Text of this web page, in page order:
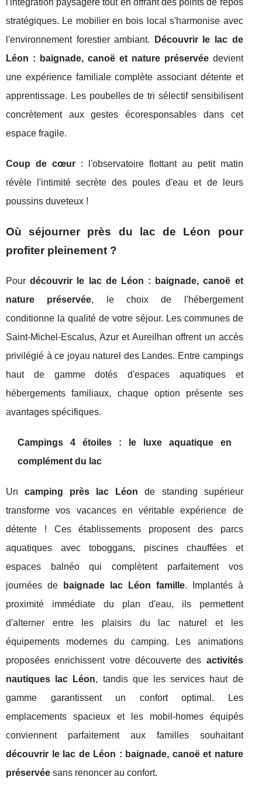
stratégiques. Le mobilier en bois local s'harmonise avec
l'environnement forestier ambiant.
Découvrir le lac de
Léon : baignade, canoë et nature préservéedevient
une expérience familiale complète associant détente et
apprentissage. Les poubelles de tri sélectif sensibilisent
concrètement aux gestes écoresponsables dans cet
espace fragile.
Coup de cœur: l'observatoire flottant au petit matin
révèle l'intimité secrète des poules d'eau et de leurs
poussins duveteux !
Où séjourner près du lac de Léon pour
profiter pleinement ?
Pourdécouvrir le lac de Léon : baignade, canoë et
nature préservée, le choix de l'hébergement
conditionne la qualité de votre séjour. Les communes de
Saint-Michel-Escalus, Azur et Aureilhan offrent un accès
privilégié à ce joyau naturel des Landes. Entre campings
haut de gamme dotés d'espaces aquatiques et
hébergements familiaux, chaque option présente ses
avantages spécifiques.
Campings 4 étoiles : le luxe aquatique en
complément du lac
Uncamping près lac Léon de standing supérieur
transforme vos vacances en véritable expérience de
détente ! Ces établissements proposent des parcs
aquatiques avec toboggans, piscines chauffées et
espaces balnéo qui complètent parfaitement vos
journées de
baignade lac Léon famille. Implantés à
proximité immédiate du plan d'eau, ils permettent
d'alterner entre les plaisirs du lac naturel et les
équipements modernes du camping. Les animations
proposées enrichissent votre découverte des activités
nautiques lac Léon, tandis que les services haut de
gamme garantissent un confort optimal. Les
emplacements spacieux et les mobil-homes équipés
conviennent parfaitement aux familles souhaitant
découvrir le lac de Léon : baignade, canoë et nature
préservée sans renoncer au confort.